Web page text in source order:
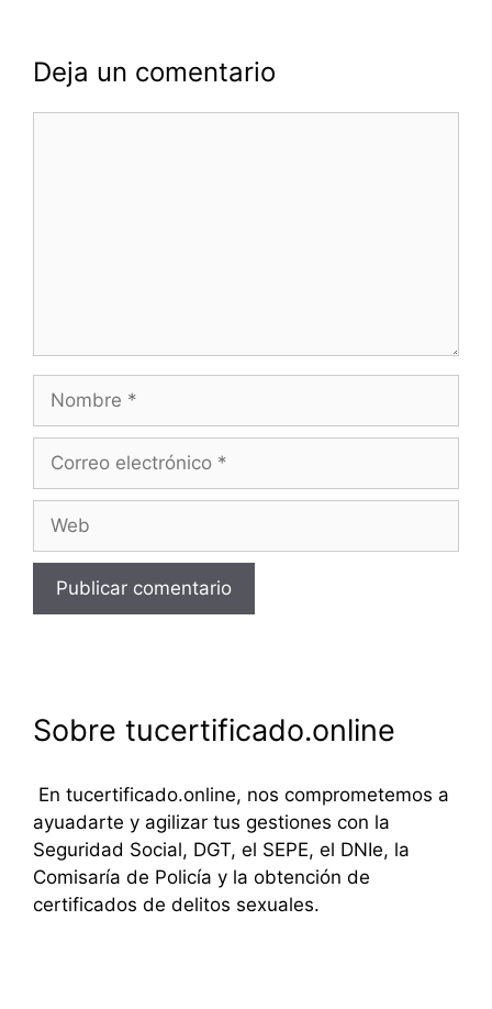
Deja un comentario
Nombre
Correo
Web
Sobre tucertificado.online
En tucertificado.online, nos comprometemos a
ayuadarte y agilizar tus gestiones con la
Seguridad Social, DGT, el SEPE, el DNIe, la
Comisaría de Policía y la obtención de
certificados de delitos sexuales.